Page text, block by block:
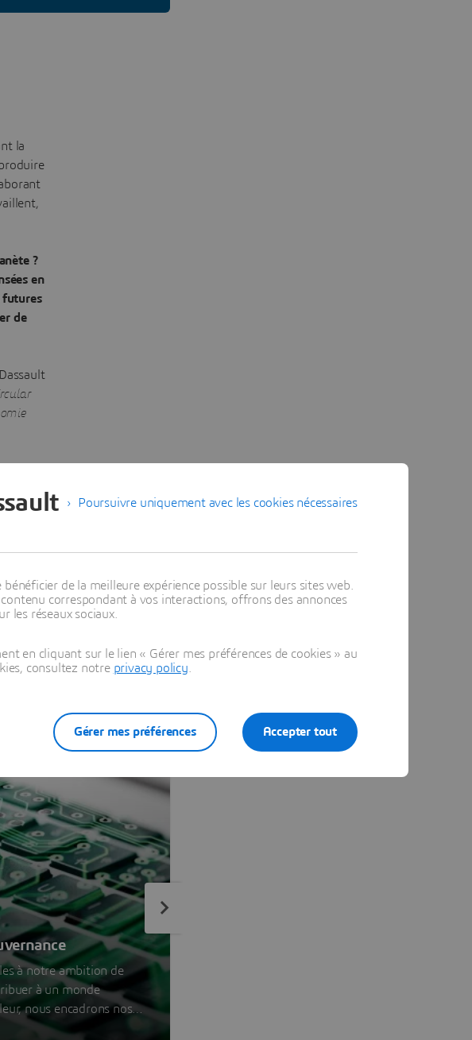
la
?
en
futures
de
nous-
est en
à notre ambition de
à un monde
nous encadrons nos
par un certain nombre
Poursuivre uniquement avec les cookies nécessaires
de la meilleure expérience possible sur leurs sites web.
correspondant à vos interactions, offrons des annonces
les réseaux sociaux.
en cliquant sur le lien « Gérer mes préférences de cookies » au
consultez notre privacy policy
Accepter tout
Gérer mes préférences